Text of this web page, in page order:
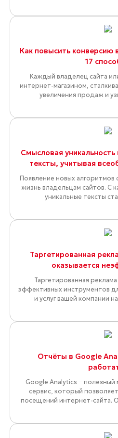
Как повысить конверсию
17
Каждый владелец сайта
интернет-магазином,
увеличения продаж и
Смысловая уникальность
тексты, учитывая
Появление новых
жизнь владельцам сайтов. С
уникальные тексты
Таргетированная
оказывается
Таргетированная
эффективных инструментов
и услуг вашей компании
Отчёты в Google
Google Analytics −
сервис, который
посещений интернет-сайта.